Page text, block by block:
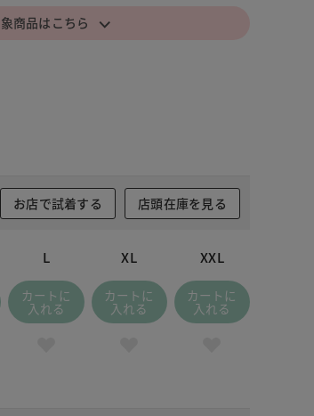
商品はこちら ⌵
お店で試着する 店頭在庫を見る
L
カートに
入れる
XL
カートに
入れる
XXL
カートに
入れる